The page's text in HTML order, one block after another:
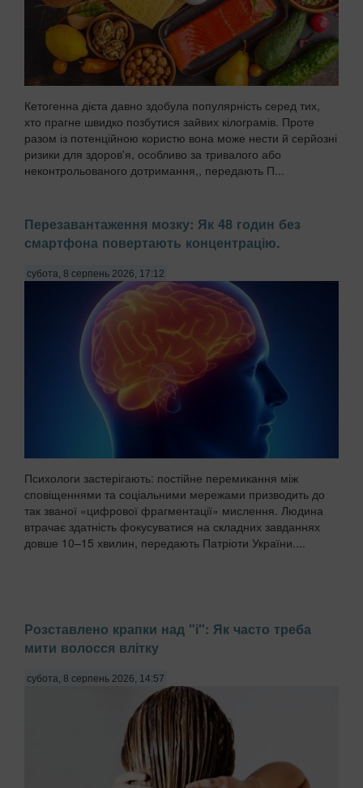
Кетогенна дієта давно здобула популярність серед тих,
хто прагне швидко позбутися зайвих кілограмів. Проте
разом із потенційною користю вона може нести й серйозні
ризики для здоров'я, особливо за тривалого або
неконтрольованого дотримання,, передають П...
Перезавантаження мозку: Як 48 годин без
смартфона повертають концентрацію.
субота, 8 серпень 2026, 17:12
Психологи застерігають: постійне перемикання між
сповіщеннями та соціальними мережами призводить до
так званої «цифрової фрагментації» мислення. Людина
втрачає здатність фокусуватися на складних завданнях
довше 10–15 хвилин, передають Патріоти України....
Розставлено крапки над "і": Як часто треба
мити волосся влітку
субота, 8 серпень 2026, 14:57